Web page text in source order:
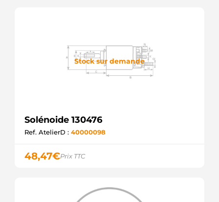
Stock sur demande
Solénoide 130476
Ref. AtelierD : 40000098
48,47€Prix TTC